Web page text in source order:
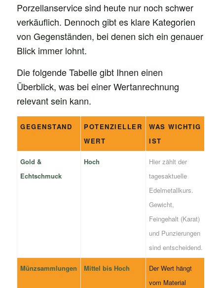
Porzellanservice sind heute nur noch schwer
verkäuflich. Dennoch gibt es klare Kategorien
von Gegenständen, bei denen sich ein genauer
Blick immer lohnt.
Die folgende Tabelle gibt Ihnen einen
Überblick, was bei einer Wertanrechnung
relevant sein kann.
GEGENSTAND
POTENZIELLER
WERT
WAS WICHTIG
IST
Gold &
Echtschmuck
Hoch
Hier zählt der
tagesaktuelle
Edelmetallkurs.
Gewicht,
Feingehalt (Karat)
und Punzierungen
sind entscheidend.
Münzsammlungen Mittel bis Hoch
Der Wert hängt
vom Material